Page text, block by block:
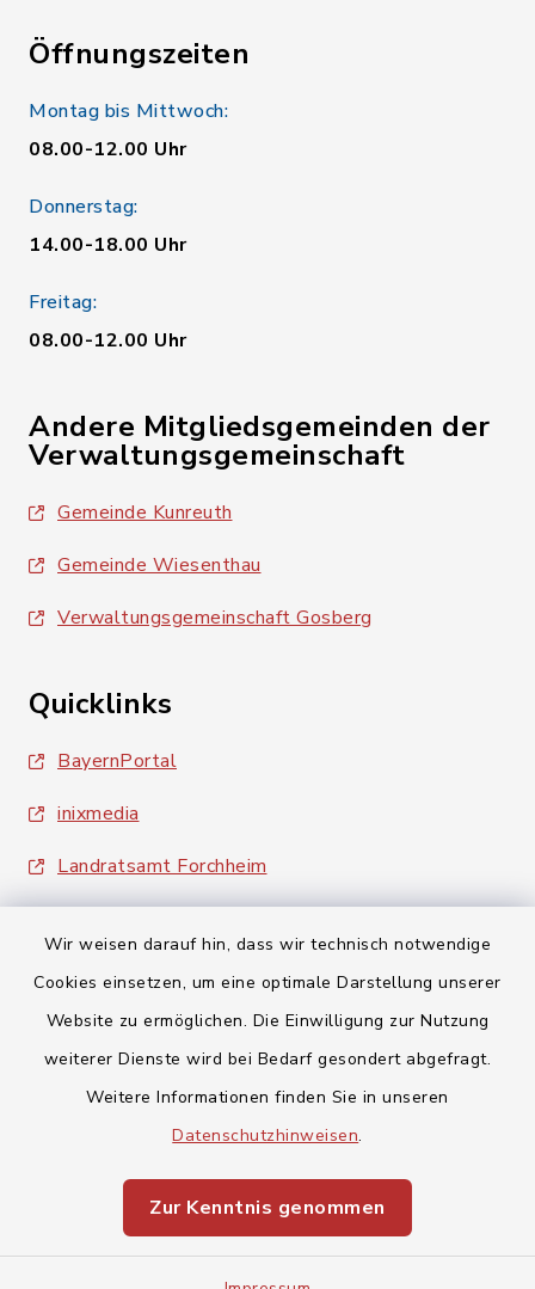
Wir weisen darauf hin, dass wir technisch notwendige
Cookies einsetzen, um eine optimale Darstellung unserer
Website zu ermöglichen. Die Einwilligung zur Nutzung
weiterer Dienste wird bei Bedarf gesondert abgefragt.
Weitere Informationen finden Sie in unseren
Datenschutzhinweisen.
Zur Kenntnis genommen
Öffnungszeiten
Montag bis Mittwoch:
08.00-12.00 Uhr
Donnerstag:
14.00-18.00 Uhr
Freitag:
08.00-12.00 Uhr
Andere Mitgliedsgemeinden der
Verwaltungsgemeinschaft
Gemeinde Kunreuth
Gemeinde Wiesenthau
Verwaltungsgemeinschaft Gosberg
Quicklinks
BayernPortal
inixmedia
Landratsamt Forchheim
Barrierefreiheit
Impressum